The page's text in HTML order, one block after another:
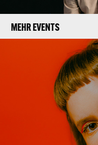
MEHR EVENTS